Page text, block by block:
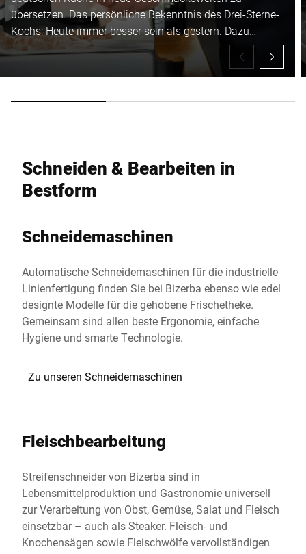
übersetzen. Das persönliche Bekenntnis des Drei-Sterne-
Kochs: Heute immer besser sein als gestern. Dazu
entwickelt er nicht nur sich selbst und seine Gerichte
ständig weiter, sondern perfektioniert auch sein
Equipment laufend. Der neueste Zugang in der JAN-
Schneiden & Bearbeiten in
Bestform
Schneidemaschinen
Automatische Schneidemaschinen für die industrielle
Linienfertigung finden Sie bei Bizerba ebenso wie edel
designte Modelle für die gehobene Frischetheke.
Gemeinsam sind allen beste Ergonomie, einfache
Hygiene und smarte Technologie.
Zu unseren Schneidemaschinen
Fleischbearbeitung
Streifenschneider von Bizerba sind in
Lebensmittelproduktion und Gastronomie universell
zur Verarbeitung von Obst, Gemüse, Salat und Fleisch
einsetzbar – auch als Steaker. Fleisch- und
Knochensägen sowie Fleischwölfe vervollständigen